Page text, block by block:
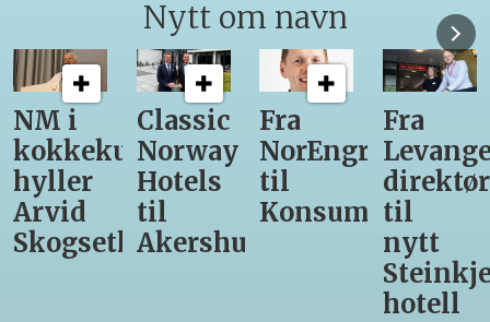
Nytt om navn
Classic
Norway
Hotels
til
Akershus
Fra
NorEngros
til
Konsumgruppen
Fra
Levanger-
direktør
til
Steinkjer-
12
får
være
med
Asko